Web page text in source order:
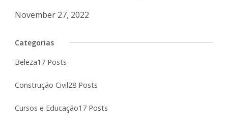
November 27, 2022
Categorias
Beleza17 Posts
Construção Civil28 Posts
Cursos e Educação17 Posts